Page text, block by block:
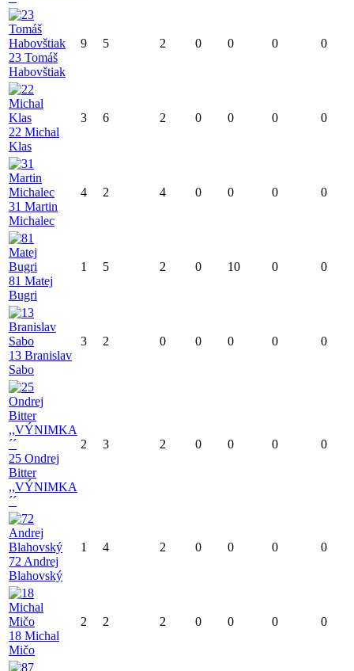
23 Tomáš
Habovštiak
9 5 2 0 0 0 0
22 Michal
Klas
3 6 2 0 0 0 0
31 Martin
Michalec
4 2 4 0 0 0 0
81 Matej
Bugri
1 5 2 0 10 0 0
13 Branislav
Sabo
3 2 0 0 0 0 0
25 Ondrej
Bitter
,,VÝNIMKA
´´
2 3 2 0 0 0 0
72 Andrej
Blahovský
1 4 2 0 0 0 0
18 Michal
Mičo
2 2 2 0 0 0 0